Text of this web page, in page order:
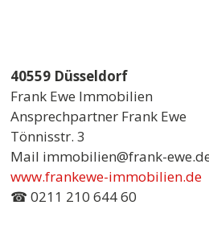
40559 Düsseldorf
Frank Ewe Immobilien
Ansprechpartner Frank Ewe
Tönnisstr. 3
Mail immobilien@frank-
www.frankewe-immobilien.de
☎ 0211 210 644 60